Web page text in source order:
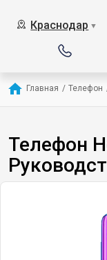
Краснодар ▼
Главная / Телефон
Телефон